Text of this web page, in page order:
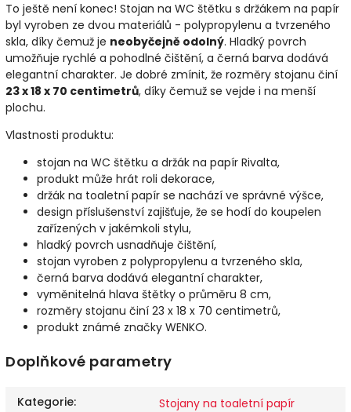
To ještě není konec! Stojan na WC štětku s držákem na papír
byl vyroben ze dvou materiálů - polypropylenu a tvrzeného
skla, díky čemuž je neobyčejně odolný. Hladký povrch
umožňuje rychlé a pohodlné čištění, a černá barva dodává
elegantní charakter. Je dobré zmínit, že rozměry stojanu činí
23 x 18 x 70 centimetrů, díky čemuž se vejde i na menší
plochu.
Vlastnosti produktu:
stojan na WC štětku a držák na papír Rivalta,
produkt může hrát roli dekorace,
držák na toaletní papír se nachází ve správné výšce,
design příslušenství zajišťuje, že se hodí do koupelen
zařízených v jakémkoli stylu,
hladký povrch usnadňuje čištění,
stojan vyroben z polypropylenu a tvrzeného skla,
černá barva dodává elegantní charakter,
vyměnitelná hlava štětky o průměru 8 cm,
rozměry stojanu činí 23 x 18 x 70 centimetrů,
produkt známé značky WENKO.
Doplňkové parametry
Kategorie:
Stojany na toaletní papír